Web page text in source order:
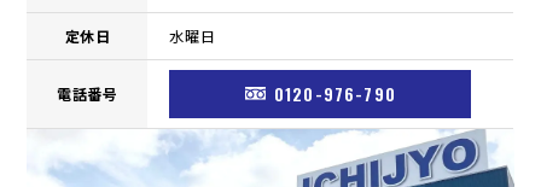
定休日 水曜日
電話番号 0120-976-790